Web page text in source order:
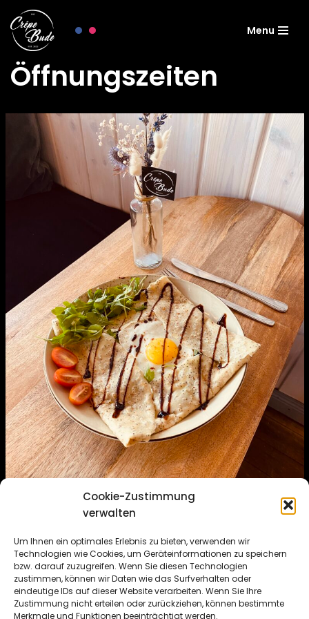
Cookie-Zustimmung
verwalten
Um Ihnen ein optimales Erlebnis zu bieten, verwenden wir
Technologien wie Cookies, um Geräteinformationen zu speichern
bzw. darauf zuzugreifen. Wenn Sie diesen Technologien
zustimmen, können wir Daten wie das Surfverhalten oder
eindeutige IDs auf dieser Website verarbeiten. Wenn Sie Ihre
Zustimmung nicht erteilen oder zurückziehen, können bestimmte
Merkmale und Funktionen beeinträchtigt werden.
Zum
Inhalt
springen
Menu
Öffnungszeiten
MO – FR: 10 bis 18 Uhr
SA: 11 bis 17 Uhr
Höninger Weg 204, 50969 Köln